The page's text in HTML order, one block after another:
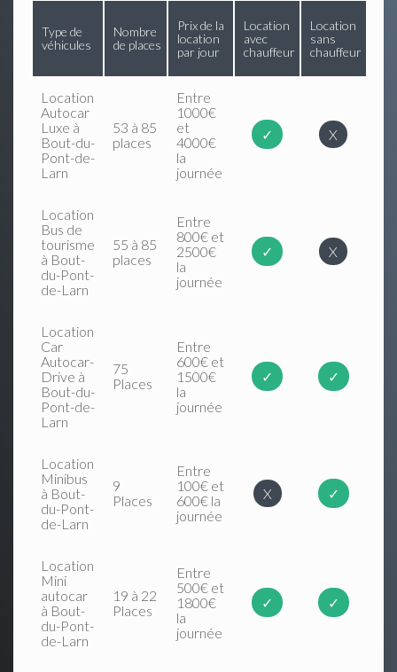
Type de
véhicules
Nombre
de places
Prix de la
location
par jour
Location
avec
chauffeur
Location
sans
chauffeur
Location
Autocar
Luxe à
Bout-du-
Pont-de-
Larn
53 à 85
places
Entre
1000€
et
4000€
la
journée
✓ X
Location
Bus de
tourisme
à Bout-
du-Pont-
de-Larn
55 à 85
places
Entre
800€ et
2500€
la
journée
✓ X
Location
Car
Autocar-
Drive à
Bout-du-
Pont-de-
Larn
75
Places
Entre
600€ et
1500€
la
journée
✓ ✓
Location
Minibus
à Bout-
du-Pont-
de-Larn
9
Places
Entre
100€ et
600€ la
journée
X ✓
Location
Mini
autocar
à Bout-
du-Pont-
de-Larn
19 à 22
Places
Entre
500€ et
1800€
la
journée
✓ ✓